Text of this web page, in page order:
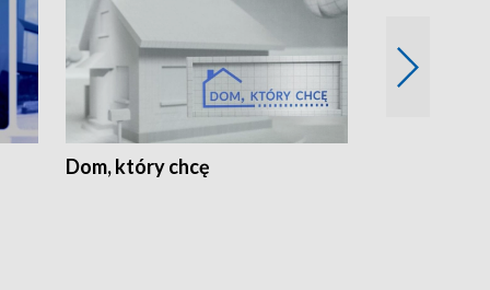
Dom, który chcę